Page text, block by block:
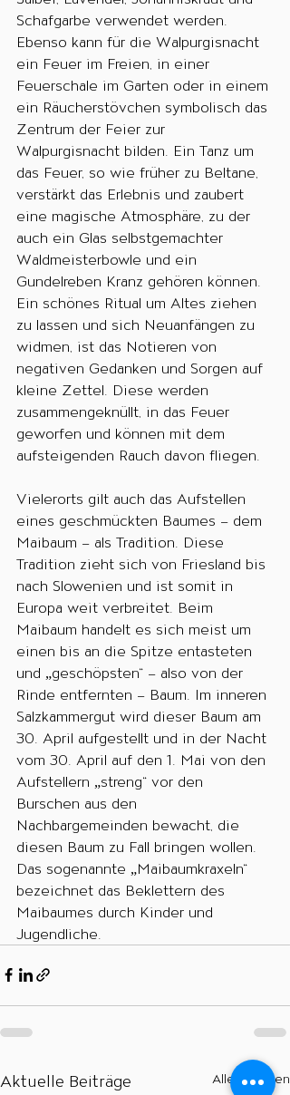
Schafgarbe verwendet werden.
Ebenso kann für die Walpurgisnacht
ein Feuer im Freien, in einer
Feuerschale im Garten oder in einem
ein Räucherstövchen symbolisch das
Zentrum der Feier zur
Walpurgisnacht bilden. Ein Tanz um
das Feuer, so wie früher zu Beltane,
verstärkt das Erlebnis und zaubert
eine magische Atmosphäre, zu der
auch ein Glas selbstgemachter
Waldmeisterbowle und ein
Gundelreben Kranz gehören können.
Ein schönes Ritual um Altes ziehen
zu lassen und sich Neuanfängen zu
widmen, ist das Notieren von
negativen Gedanken und Sorgen auf
kleine Zettel. Diese werden
zusammengeknüllt, in das Feuer
geworfen und können mit dem
aufsteigenden Rauch davon fliegen.
Vielerorts gilt auch das Aufstellen
eines geschmückten Baumes – dem
Maibaum – als Tradition. Diese
Tradition zieht sich von Friesland bis
nach Slowenien und ist somit in
Europa weit verbreitet. Beim
Maibaum handelt es sich meist um
einen bis an die Spitze entasteten
und „geschöpsten“ – also von der
Rinde entfernten – Baum. Im inneren
Salzkammergut wird dieser Baum am
30. April aufgestellt und in der Nacht
vom 30. April auf den 1. Mai von den
Aufstellern „streng“ vor den
Burschen aus den
Nachbargemeinden bewacht, die
diesen Baum zu Fall bringen wollen.
Das sogenannte „Maibaumkraxeln“
bezeichnet das Beklettern des
Maibaumes durch Kinder und
Jugendliche.
Aktuelle Beiträge Alle ansehen